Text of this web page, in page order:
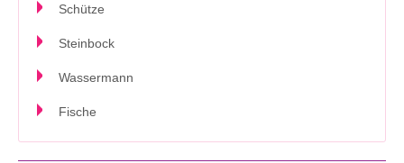
Schütze
Steinbock
Wassermann
Fische